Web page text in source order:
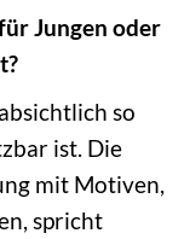
Jungen oder
so
ist. Die
mit Motiven,
spricht